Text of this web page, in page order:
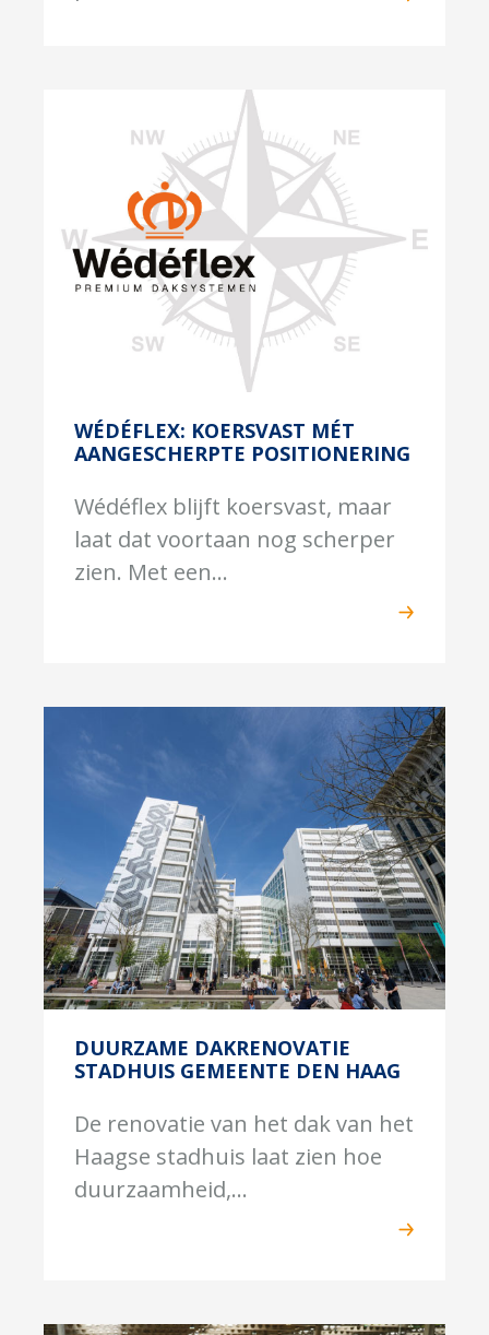
WÉDÉFLEX: KOERSVAST MÉT
AANGESCHERPTE POSITIONERING
Wédéflex blijft koersvast, maar
laat dat voortaan nog scherper
zien. Met een...
DUURZAME DAKRENOVATIE
STADHUIS GEMEENTE DEN HAAG
De renovatie van het dak van het
Haagse stadhuis laat zien hoe
duurzaamheid,...